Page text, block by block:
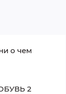
о чем
2